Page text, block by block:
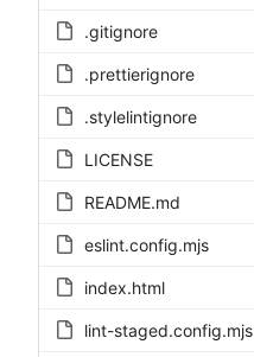
.gitignore
.prettierignore
.stylelintignore
LICENSE
README.md
eslint.config.mjs
index.html
lint-staged.config.mjs